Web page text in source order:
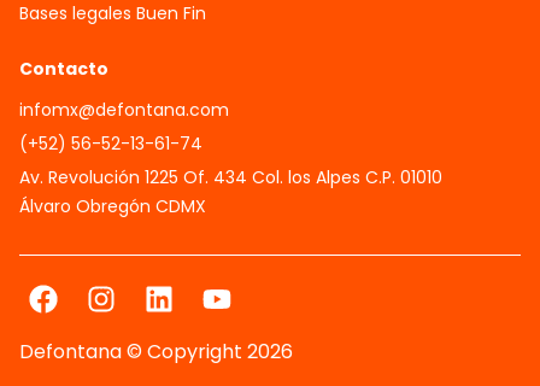
Bases legales Buen Fin
Contacto
infomx@defontana.com
(+52) 56-52-13-61-74
Av. Revolución 1225 Of. 434 Col. los Alpes C.P. 01010
Álvaro Obregón CDMX
Defontana © Copyright 2026